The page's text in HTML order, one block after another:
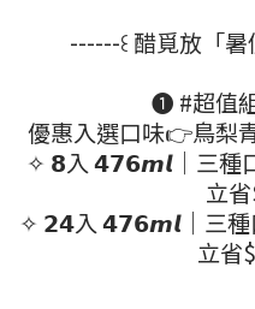
------꒰ 醋覓放「暑
❶ #超值
優惠入選口味👉鳥梨
✧ 𝟴入 𝟰𝟳𝟲𝙢𝙡｜三種
立
✧ 𝟮𝟰入 𝟰𝟳𝟲𝙢𝙡｜三種
立省